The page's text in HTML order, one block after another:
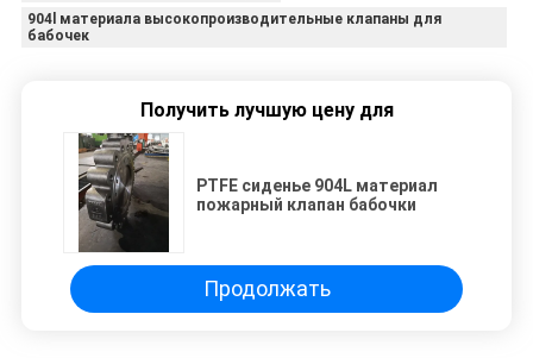
904l материала высокопроизводительные клапаны для
бабочек
Получить лучшую цену для
PTFE сиденье 904L материал
пожарный клапан бабочки
Продолжать